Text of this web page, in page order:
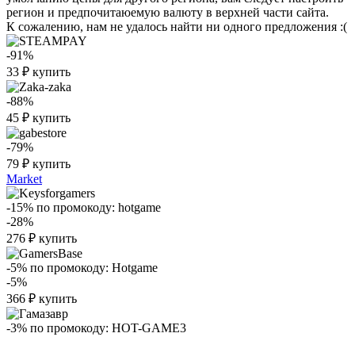
регион и предпочитаюемую валюту в верхней части сайта.
К сожалению, нам не удалось найти ни одного предложения :(
-91%
33 ₽ купить
-88%
45 ₽ купить
-79%
79 ₽ купить
Market
-15% по промокоду: hotgame
-28%
276 ₽ купить
-5% по промокоду: Hotgame
-5%
366 ₽ купить
-3% по промокоду: HOT-GAME3